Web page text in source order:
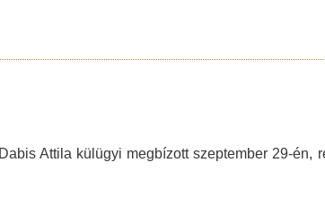
Attila külügyi megbízott szeptember 29-én,